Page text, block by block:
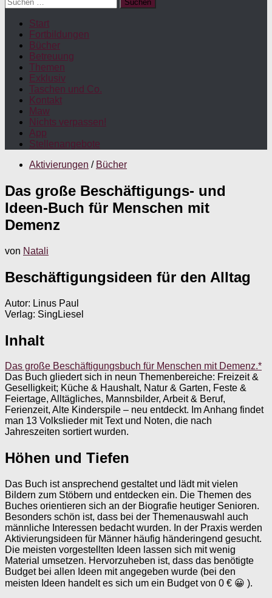
nach:
Start
Fortbildungen
Bücher
Betreuung
Themen
Exklusiv
Taschen und Co.
Kontakt
Maw
Nichts verpassen!
App
Stellenangebote
Aktivierungen / Bücher
Das große Beschäftigungs- und
Ideen-Buch für Menschen mit
Demenz
von Natali
Beschäftigungsideen für den Alltag
Autor: Linus Paul
Verlag: SingLiesel
Inhalt
Das große Beschäftigungsbuch für Menschen mit Demenz.*
Das Buch gliedert sich in neun Themenbereiche: Freizeit &
Geselligkeit; Küche & Haushalt, Natur & Garten, Feste &
Feiertage, Alltägliches, Mannsbilder, Arbeit & Beruf,
Ferienzeit, Alte Kinderspile – neu entdeckt. Im Anhang findet
man 13 Volkslieder mit Text und Noten, die nach
Jahreszeiten sortiert wurden.
Höhen und Tiefen
Das Buch ist ansprechend gestaltet und lädt mit vielen
Bildern zum Stöbern und entdecken ein. Die Themen des
Buches orientieren sich an der Biografie heutiger Senioren.
Besonders schön ist, dass bei der Themenauswahl auch
männliche Interessen bedacht wurden. In der Praxis werden
Aktivierungsideen für Männer häufig händeringend gesucht.
Die meisten vorgestellten Ideen lassen sich mit wenig
Material umsetzen. Hervorzuheben ist, dass das benötigte
Budget bei allen Ideen mit angegeben wurde (bei den
meisten Ideen handelt es sich um ein Budget von 0 € 😀 ).